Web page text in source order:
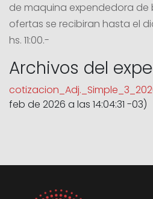
de maquina expendedora de
ofertas se recibiran hasta el
hs. 11:00.-
Archivos del
feb de 2026 a las 14:04:31 -03)